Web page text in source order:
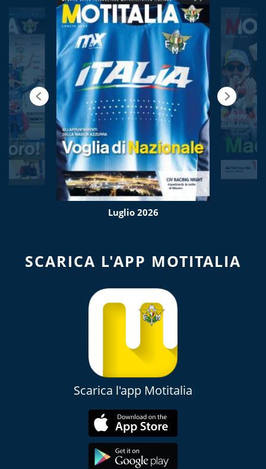
Luglio 2026
SCARICA L'APP MOTITALIA
Scarica l'app Motitalia